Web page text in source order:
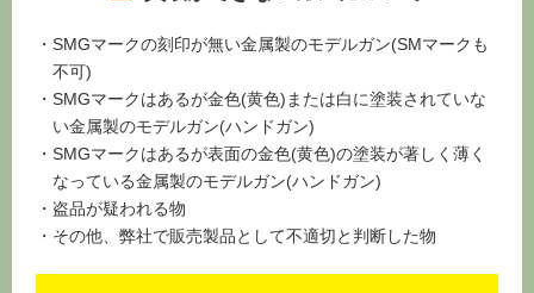
不可)
SMGマークはあるが金色(黄色)または白に塗装されていな
い金属製のモデルガン(ハンドガン)
SMGマークはあるが表面の金色(黄色)の塗装が著しく薄く
なっている金属製のモデルガン(ハンドガン)
盗品が疑われる物
その他、弊社で販売製品として不適切と判断した物